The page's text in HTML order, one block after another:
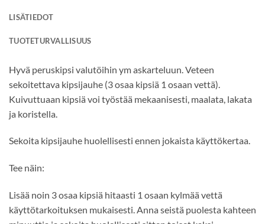
LISÄTIEDOT
TUOTETURVALLISUUS
Hyvä peruskipsi valutöihin ym askarteluun. Veteen
sekoitettava kipsijauhe (3 osaa kipsiä 1 osaan vettä).
Kuivuttuaan kipsiä voi työstää mekaanisesti, maalata, lakata
ja koristella.
Sekoita kipsijauhe huolellisesti ennen jokaista käyttökertaa.
Tee näin:
Lisää noin 3 osaa kipsiä hitaasti 1 osaan kylmää vettä
käyttötarkoituksen mukaisesti. Anna seistä puolesta kahteen